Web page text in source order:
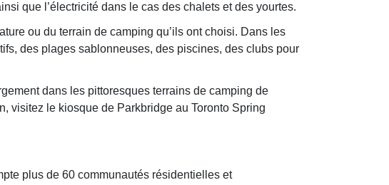
que l’électricité dans le cas des chalets et des yourtes.
ou du terrain de camping qu’ils ont choisi. Dans les
des plages sablonneuses, des piscines, des clubs pour
dans les pittoresques terrains de camping de
visitez le kiosque de Parkbridge au Toronto Spring
plus de 60 communautés résidentielles et